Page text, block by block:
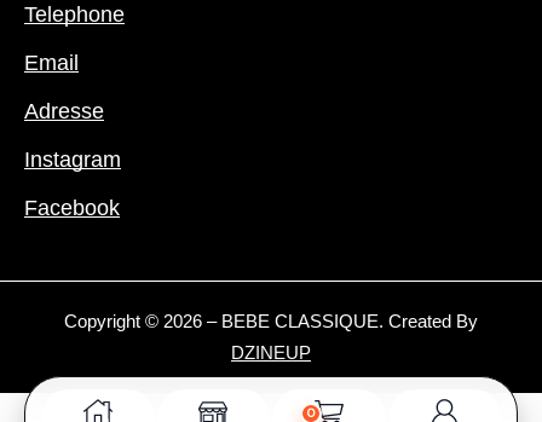
0
Telephone
Email
Adresse
Instagram
Facebook
Copyright © 2026 – BEBE CLASSIQUE. Created By
DZINEUP